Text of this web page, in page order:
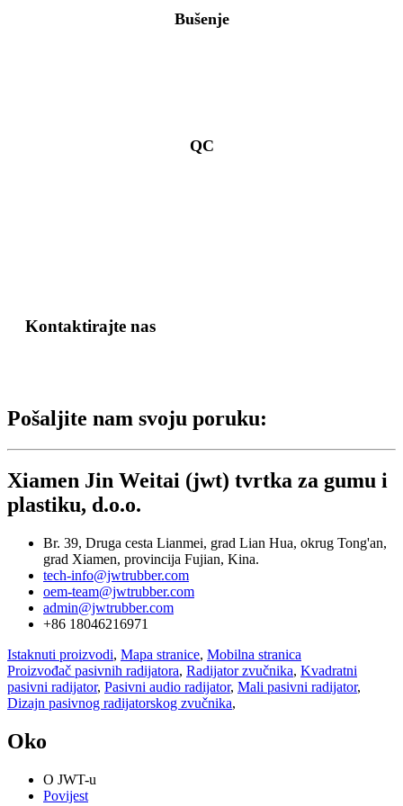
Bušenje
QC
Kontaktirajte nas
Pošaljite nam svoju poruku:
Xiamen Jin Weitai (jwt) tvrtka za gumu i
plastiku, d.o.o.
Br. 39, Druga cesta Lianmei, grad Lian Hua, okrug Tong'an,
grad Xiamen, provincija Fujian, Kina.
tech-info@jwtrubber.com
oem-team@jwtrubber.com
admin@jwtrubber.com
+86 18046216971
Istaknuti proizvodi, Mapa stranice, Mobilna stranica
Proizvođač pasivnih radijatora, Radijator zvučnika, Kvadratni
pasivni radijator, Pasivni audio radijator, Mali pasivni radijator,
Dizajn pasivnog radijatorskog zvučnika,
Oko
O JWT-u
Povijest